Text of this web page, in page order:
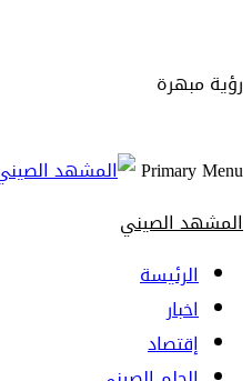
رؤية مبهرة
Primary Menu
المشهد الصيني
الرئيسة
اخبار
إقتصاد